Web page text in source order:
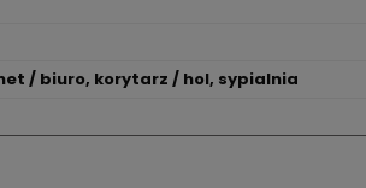
/ biuro, korytarz / hol, sypialnia